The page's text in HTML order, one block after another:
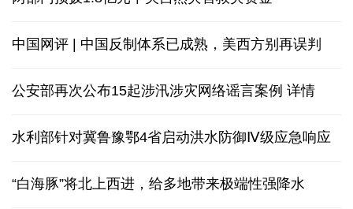
中国网评 | 中国反制体系已成熟，美西方别再误判
公安部再次公布15起涉汛涉灾网络谣言案例 详情
水利部针对冀鲁豫鄂4省启动洪水防御Ⅳ级应急响应
“白海豚”将北上西进，给多地带来极端性强降水